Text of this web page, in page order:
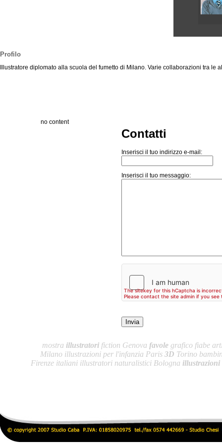
Profilo
Illustratore diplomato alla scuola del fumetto di Milano. Varie collaborazioni tra le
no content
Contatti
Inserisci il tuo indirizzo e-mail:
Inserisci il tuo messaggio:
mostra illustratori fiction Genova favole grafico fiabe
Milano illustrazioni per l'infanzia Paris 3D Torino
Firenze italiani illustratori naturalistici Bologna illustrazioni